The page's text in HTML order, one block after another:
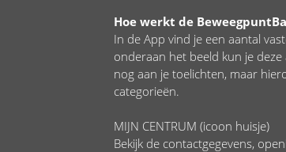
Hoe werkt de
In de App vind je een aantal
onderaan het beeld kun je
nog aan je toelichten, maar
categorieën.
MIJN CENTRUM (icoon huisje)
Bekijk de contactgegevens,